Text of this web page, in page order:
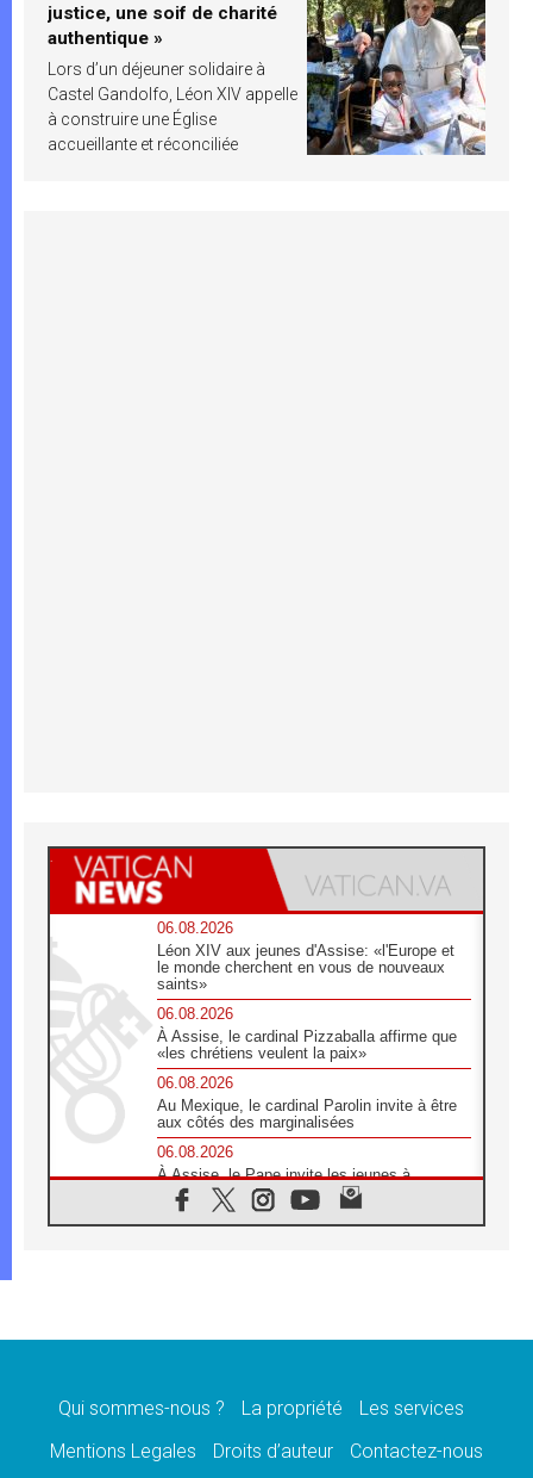
justice, une soif de charité
authentique »
Lors d’un déjeuner solidaire à
Castel Gandolfo, Léon XIV appelle
à construire une Église
accueillante et réconciliée
06.08.2026
Léon XIV aux jeunes d'Assise: «l'Europe et
le monde cherchent en vous de nouveaux
saints»
06.08.2026
À Assise, le cardinal Pizzaballa affirme que
«les chrétiens veulent la paix»
06.08.2026
Au Mexique, le cardinal Parolin invite à être
aux côtés des marginalisées
06.08.2026
À Assise, le Pape invite les jeunes à
«construire la civilisation de l'amour»
05.08.2026
d'entendre ceux qui bénissent la guerre»
Léon XIV au Pérou, une lueur d'espoir pour
Qui sommes-nous ? La propriété
Les services
Mentions Legales
Droits d’auteur Contactez-nous